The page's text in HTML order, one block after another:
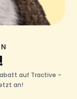
auf Tractive –
an!